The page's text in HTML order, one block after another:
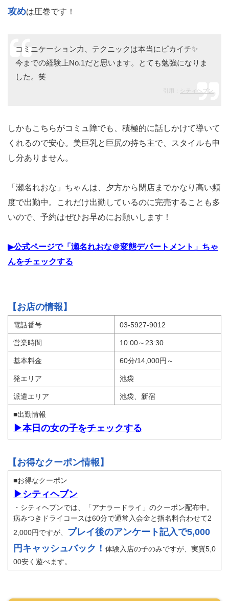
攻めは圧巻です！
コミニケーション力、テクニックは本当にピカイチ✨️
今までの経験上No.1だと思います。とても勉強になりま
した。笑
引用： シティヘブン
しかもこちらがコミュ障でも、積極的に話しかけて導いて
くれるので安心。美巨乳と巨尻の持ち主で、スタイルも申
し分ありません。
「瀬名れおな」ちゃんは、夕方から閉店までかなり高い頻
度で出勤中。これだけ出勤しているのに完売することも多
いので、予約はぜひお早めにお願いします！
▶公式ページで「瀬名れおな＠変態デパートメント」ちゃ
んをチェックする
【お店の情報】
電話番号 03-5927-9012
営業時間 10:00～23:30
基本料金 60分/14,000円～
発エリア 池袋
派遣エリア 池袋、新宿
■出勤情報
▶本日の女の子をチェックする
【お得なクーポン情報】
■お得なクーポン
▶シティヘブン
・シティヘブンでは、「アナラードライ」のクーポン配布中。
病みつきドライコースは60分で通常入会金と指名料合わせて2
2,000円ですが、 プレイ後のアンケート記入で5,000
円キャッシュバック！ 体験入店の子のみですが、実質5,0
00安く遊べます。